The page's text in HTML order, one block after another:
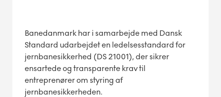
Banedanmark har i samarbejde med Dansk
Standard udarbejdet en ledelsesstandard for
jernbanesikkerhed (DS 21001), der sikrer
ensartede og transparente krav til
entreprenører om styring af
jernbanesikkerheden.